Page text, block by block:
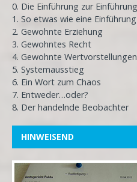
0. Die Einführung zur Einführung
1. So etwas wie eine Einführung
2. Gewohnte Erziehung
3. Gewohntes Recht
4. Gewohnte Wertvorstellungen
5. Systemausstieg
6. Ein Wort zum Chaos
7. Entweder…oder?
8. Der handelnde Beobachter
HINWEISEND